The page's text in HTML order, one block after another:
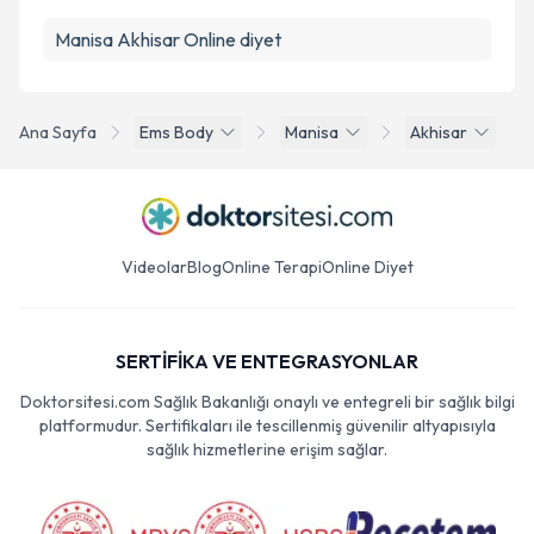
Ana Sayfa Ems Body Manisa Akhisar
Manisa Akhisar Online diyet
VideolarBlogOnline TerapiOnline Diyet
SERTİFİKA VE ENTEGRASYONLAR
Doktorsitesi.com Sağlık Bakanlığı onaylı ve entegreli bir sağlık bilgi
platformudur. Sertifikaları ile tescillenmiş güvenilir altyapısıyla
sağlık hizmetlerine erişim sağlar.